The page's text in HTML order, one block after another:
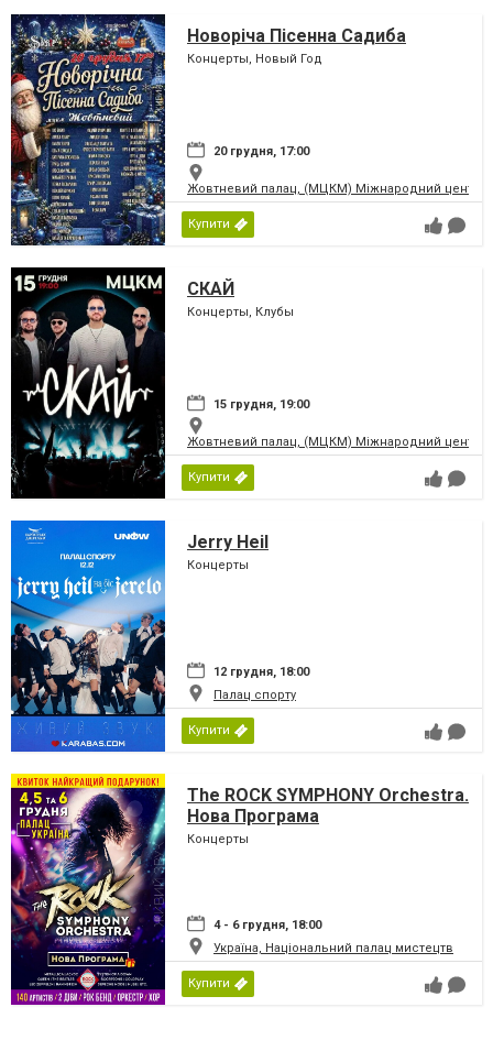
Новоріча Пісенна Садиба
Концерты, Новый Год
20 грудня, 17:00
Жовтневий палац, (МЦКМ) Міжнародний центр
Купити
СКАЙ
Концерты, Клубы
15 грудня, 19:00
Жовтневий палац, (МЦКМ) Міжнародний центр
Купити
Jerry Heil
Концерты
12 грудня, 18:00
Палац спорту
Купити
The ROCK SYMPHONY Orchestra.
Нова Програма
Концерты
4 - 6 грудня, 18:00
Україна, Національний палац мистецтв
Купити